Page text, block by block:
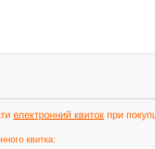
електронний квиток при
квитка: